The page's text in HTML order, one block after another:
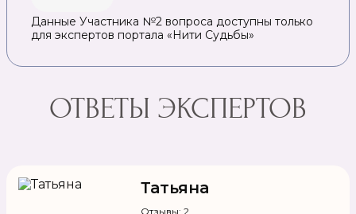
Данные Участника №2 вопроса доступны только
для экспертов портала «Нити Судьбы»
ОТВЕТЫ ЭКСПЕРТОВ
Татьяна
Отзывы: 2